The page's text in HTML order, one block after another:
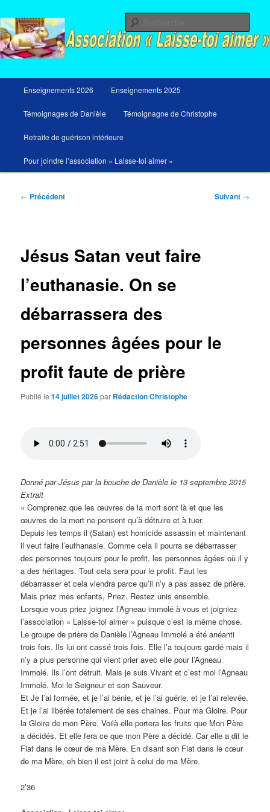
au
contenu
principal
principal
Enseignements 2026 Enseignements 2025
Témoignages de Danièle Témoignagne de Christophe
Retraite de guérison intérieure
Pour joindre l’association « Laisse-toi aimer »
Navigation
← Précédent Suivant →
Jésus Satan veut faire
l’euthanasie. On se
débarrassera des
personnes âgées pour le
profit faute de prière
Publié le14 juillet 2026par Rédaction Christophe
Donné par Jésus par la bouche de Danièle le 13 septembre 2015
Extrait
« Comprenez que les œuvres de la mort sont là et que les
œuvres de la mort ne pensent qu’à détruire et à tuer.
Depuis les temps il (Satan) est homicide assassin et maintenant
il veut faire l’euthanasie. Comme cela il pourra se débarrasser
des personnes toujours pour le profit, les personnes âgées où il y
a des héritages. Tout cela sera pour le profit. Faut les
débarrasser et cela viendra parce qu’il n’y a pas assez de prière.
Mais priez mes enfants, Priez. Restez unis ensemble.
Lorsque vous priez joignez l’Agneau immolé à vous et joigniez
l’association « Laisse-toi aimer » puisque c’est la même chose.
Le groupe de prière de Danièle l’Agneau Immolé a été anéanti
trois fois. Ils lui ont cassé trois fois. Elle l’a toujours gardé mais il
n’y a plus personne qui vient prier avec elle pour l’Agneau
Immolé. Ils l’ont détruit. Mais je suis Vivant et c’est moi l’Agneau
Immolé. Moi le Seigneur et son Sauveur.
Et Je l’ai formée, et je l’ai bénie, et je l’ai guérie, et je l’ai relevée.
Et je l’ai libérée totalement de ses chaines. Pour ma Gloire. Pour
la Gloire de mon Père. Voilà elle portera les fruits que Mon Père
a décidés. Et elle fera ce que mon Père a décidé. Car elle a dit le
Fiat dans le cœur de ma Mère. En disant son Fiat dans le cœur
de ma Mère, eh bien il est joint à celui de ma Mère.
2’36